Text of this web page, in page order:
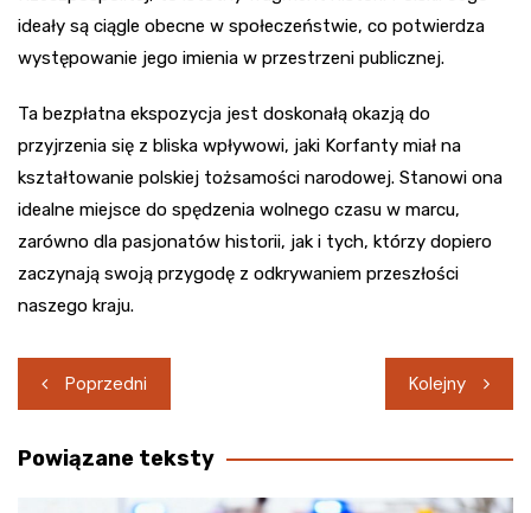
ideały są ciągle obecne w społeczeństwie, co potwierdza
występowanie jego imienia w przestrzeni publicznej.
Ta bezpłatna ekspozycja jest doskonałą okazją do
przyjrzenia się z bliska wpływowi, jaki Korfanty miał na
kształtowanie polskiej tożsamości narodowej. Stanowi ona
idealne miejsce do spędzenia wolnego czasu w marcu,
zarówno dla pasjonatów historii, jak i tych, którzy dopiero
zaczynają swoją przygodę z odkrywaniem przeszłości
naszego kraju.
Nawigacja
wpisu
Poprzedni Kolejny
Powiązane teksty